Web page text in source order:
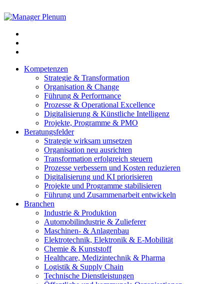
Kompetenzen
Strategie & Transformation
Organisation & Change
Führung & Performance
Prozesse & Operational Excellence
Digitalisierung & Künstliche Intelligenz
Projekte, Programme & PMO
Beratungsfelder
Strategie wirksam umsetzen
Organisation neu ausrichten
Transformation erfolgreich steuern
Prozesse verbessern und Kosten reduzieren
Digitalisierung und KI priorisieren
Projekte und Programme stabilisieren
Führung und Zusammenarbeit entwickeln
Branchen
Industrie & Produktion
Automobilindustrie & Zulieferer
Maschinen- & Anlagenbau
Elektrotechnik, Elektronik & E-Mobilität
Chemie & Kunststoff
Healthcare, Medizintechnik & Pharma
Logistik & Supply Chain
Technische Dienstleistungen